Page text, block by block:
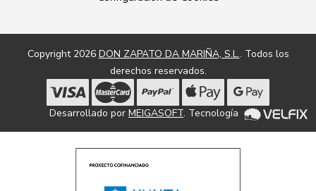
Copyright 2026 DON ZAPATO DA MARIÑA, S.L.. Todos los
derechos reservados.
Desarrollado por MEIGASOFT. Tecnología